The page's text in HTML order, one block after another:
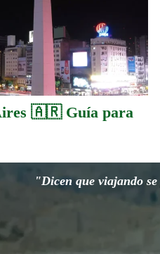
🇦🇷 Guía para
"Dicen que viajando